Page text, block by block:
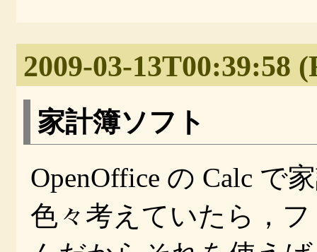
2009-03-13T00:39:58
家計簿ソフト
OpenOffice の Calc で
色々考えていたら，